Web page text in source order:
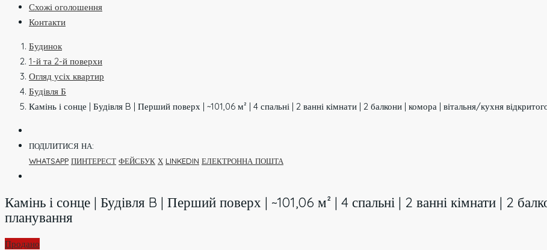
Схожі оголошення
Контакти
Будинок
1-й та 2-й поверхи
Огляд усіх квартир
Будівля Б
Камінь і сонце | Будівля B | Перший поверх | ~101,06 м² | 4 спальні | 2 ванні кімнати | 2 балкони | комора | вітальня/кухня
ПОДІЛИТИСЯ НА:
WHATSAPP ПИНТЕРЕСТ ФЕЙСБУК Х LINKEDIN ЕЛЕКТРОННА ПОШТА
Камінь і сонце | Будівля B | Перший поверх | ~101,06 м² | 4 спальні | 2 ванні кімнати | 2
планування
Продано